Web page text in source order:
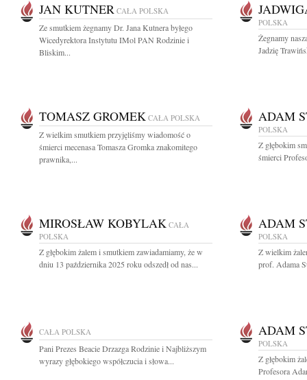
JAN KUTNER CAŁA POLSKA
Ze smutkiem żegnamy Dr. Jana Kutnera byłego
Wicedyrektora Instytutu IMol PAN Rodzinie i
Bliskim...
POLSKA
Żegnamy
Jadzię
TOMASZ GROMEK CAŁA POLSKA
Z wielkim smutkiem przyjęliśmy wiadomość o
śmierci mecenasa Tomasza Gromka znakomitego
prawnika,...
ADAM
POLSKA
Z głębokim
śmierci
MIROSŁAW KOBYLAK CAŁA
POLSKA
Z głębokim żalem i smutkiem zawiadamiamy, że w
dniu 13 października 2025 roku odszedł od nas...
ADAM
POLSKA
Z wielkim
prof. Adama
CAŁA POLSKA
Pani Prezes Beacie Drzazga Rodzinie i Najbliższym
wyrazy głębokiego współczucia i słowa...
ADAM
POLSKA
Z głębokim
Profesora